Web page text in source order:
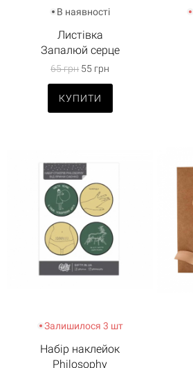
В наявності
Листівка
Запалюй серце
65 грн 55 грн
КУПИТИ
Залишилося 3 шт
Набір наклейок
Philosophy